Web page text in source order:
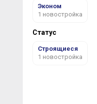
Эконом
1 новостройка
Статус
Строящиеся
1 новостройка